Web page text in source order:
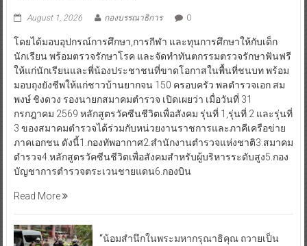
August 1, 2026 กองบรรณาธิการ 0
โดยได้มอบอุปกรณ์การศึกษา,การกีฬา และทุนการศึกษาให้กับเด็ก
นักเรียน พร้อมตรวจรักษาโรค และจัดทำทันตกรรมตรวจรักษาฟันฟรี
ให้แก่นักเรียนและพี่น้องประชาชนที่ขาดโอกาสในพื้นที่ชนบท พร้อม
มอบถุงยังชีพให้แก่ชาวบ้านยากจน 150 ครอบครัว พลตำรวจเอก สม
พงษ์ ชิงดวง รองนายกสมาคมตำรวจ เปิดเผยว่า เมื่อวันที่ 31
กรกฎาคม 2569 หลักสูตรวัคซีนชีวิตเพื่อสังคม รุ่นที่ 1,รุ่นที่ 2 และรุ่นที่
3 ของสมาคมตำรวจได้ร่วมกับหน่วยงานราชการและภาคีเครือข่าย
ภาคเอกชน ดังนี้1.กองทัพอากาศ2.สำนักงานตำรวจแห่งชาติ3.สมาคม
ตำรวจ4.หลักสูตรวัคซีนชีวิตเพื่อสังคมสำหรับผู้บริหารระดับสูง5.กอง
บัญชาการตำรวจตระเวนชายแดน6.กองบิน
Read More
“น้อมสำนึกในพระมหากรุณาธิคุณ ถวายเป็น